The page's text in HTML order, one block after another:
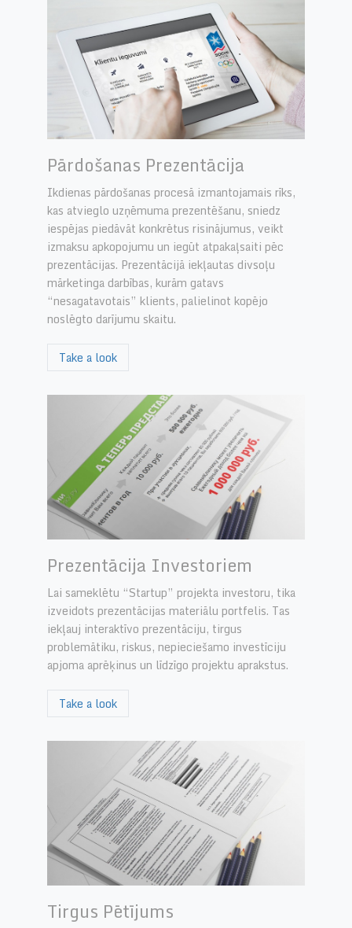
Pārdošanas Prezentācija
Ikdienas pārdošanas procesā izmantojamais rīks,
kas atvieglo uzņēmuma prezentēšanu, sniedz
iespējas piedāvāt konkrētus risinājumus, veikt
izmaksu apkopojumu un iegūt atpakaļsaiti pēc
prezentācijas. Prezentācijā iekļautas divsoļu
mārketinga darbības, kurām gatavs
“nesagatavotais” klients, palielinot kopējo
noslēgto darījumu skaitu.
Take a look
Prezentācija Investoriem
Lai sameklētu “Startup” projekta investoru, tika
izveidots prezentācijas materiālu portfelis. Tas
iekļauj interaktīvo prezentāciju, tirgus
problemātiku, riskus, nepieciešamo investīciju
apjoma aprēķinus un līdzīgo projektu aprakstus.
Take a look
Tirgus Pētījums